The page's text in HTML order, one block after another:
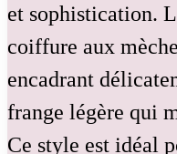
et sophistication.
coiffure aux
encadrant
frange légère qui
Ce style est idéal